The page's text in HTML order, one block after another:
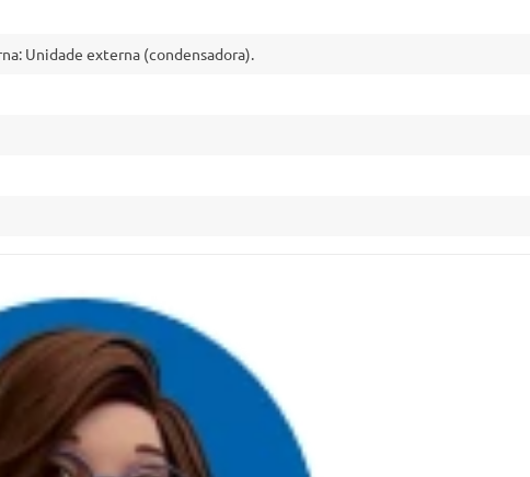
Unidade externa (condensadora).